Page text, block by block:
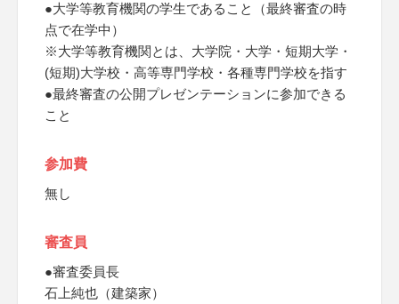
●大学等教育機関の学生であること（最終審査の時
点で在学中）
※大学等教育機関とは、大学院・大学・短期大学・
(短期)大学校・高等専門学校・各種専門学校を指す
●最終審査の公開プレゼンテーションに参加できる
こと
参加費
無し
審査員
●審査委員長
石上純也（建築家）